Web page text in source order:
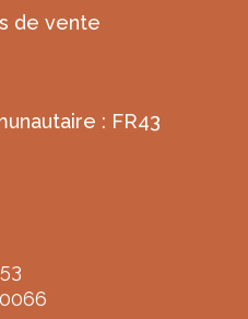
de vente
: FR43